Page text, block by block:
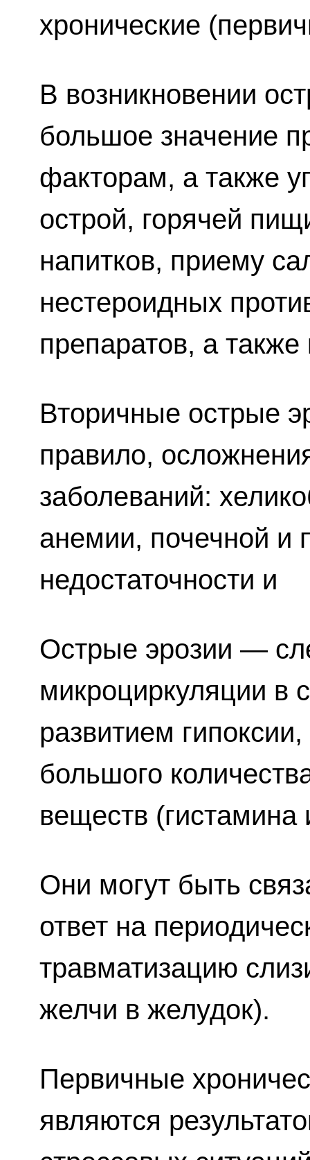
хронические
В возникновении
большое значение
факторам, а также
острой, горячей
напитков, приему
нестероидных
препаратов, а также
Вторичные острые
правило,
заболеваний:
анемии, почечной и
недостаточности и
Острые эрозии —
микроциркуляции в
развитием
большого
веществ (гистамина
Они могут быть
ответ на
травматизацию
желчи в желудок).
Первичные
являются